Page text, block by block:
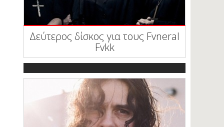
Δεύτερος δίσκος για τους Fvneral
Fvkk